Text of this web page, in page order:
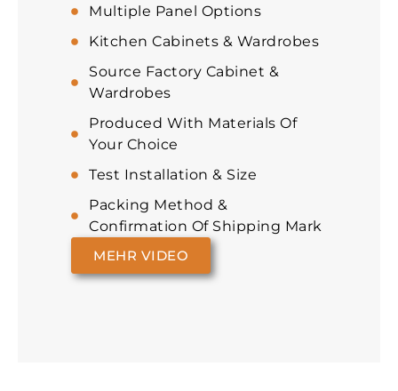
Multiple Panel Options
Kitchen Cabinets & Wardrobes
Source Factory Cabinet &
Wardrobes
Produced With Materials Of
Your Choice
Test Installation & Size
Packing Method &
Confirmation Of Shipping Mark
MEHR VIDEO